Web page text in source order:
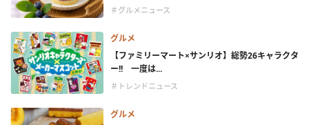
＃グルメニュース
グルメ
【ファミリーマート×サンリオ】総勢26キャラクタ
ー!! 一度は...
＃トレンドニュース
グルメ